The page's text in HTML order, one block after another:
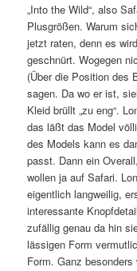
„Into the Wild“, also
Plusgrößen. Warum
jetzt raten, denn es
geschnürt. Wogegen
(Über die Position des
sagen. Da wo er ist,
Kleid brüllt „zu eng“.
das läßt das Model
des Models kann es
passt. Dann ein
wollen ja auf Safari.
eigentlich langweilig,
interessante
zufällig genau da hin
lässigen Form
Form. Ganz